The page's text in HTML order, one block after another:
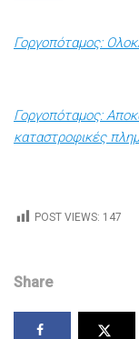
Γοργοπόταμος:
Γοργοπόταμος:
καταστροφικές
POST VIEWS: 147
Share